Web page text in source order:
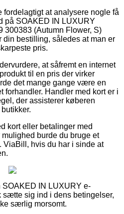
fordelagtigt at analysere nogle få
på SOAKED IN LUXURY
300383 (Autumn Flower, S)
din bestilling, således at man er
pris.
at såfremt en internet
til en pris der virker
det mange gange være en
forhandler. Handler med kort er i
der assisterer køberen
kort eller betalinger med
burde du bruge et
ViaBill, hvis du har i sinde at
SOAKED IN LUXURY e-
sætte sig ind i dens betingelser,
særlig morsomt.